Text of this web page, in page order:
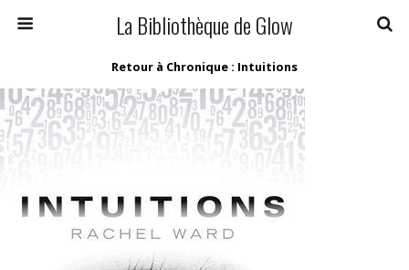
La Bibliothèque de Glow
Retour à Chronique : Intuitions